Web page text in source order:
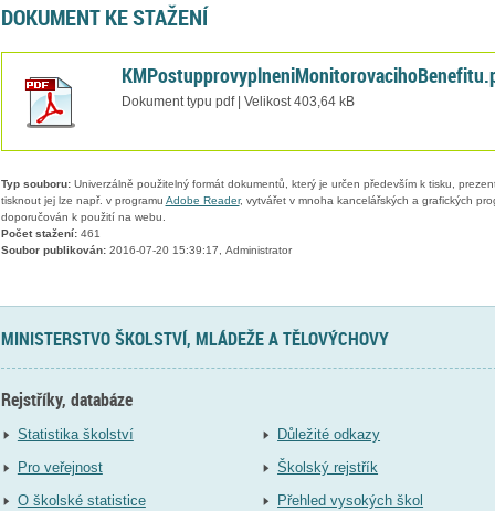
DOKUMENT KE STAŽENÍ
Dokument typu pdf | Velikost 403,64 kB
Typ souboru:Univerzálně použitelný formát dokumentů, který je určen především k tisku,
tisknout jej lze např. v programu Adobe Reader, vytvářet v mnoha kancelářských a grafických
doporučován k použití na webu.
Počet stažení:461
Soubor publikován:2016-07-20 15:39:17, Administrator
MINISTERSTVO ŠKOLSTVÍ, MLÁDEŽE A TĚLOVÝCHOVY
Rejstříky, databáze
Statistika školství
Pro veřejnost
O školské statistice
Důležité odkazy
Školský rejstřík
Přehled vysokých škol